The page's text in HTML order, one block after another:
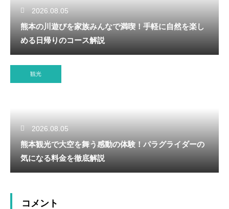
2026.08.05
熊本の川遊びを家族みんなで満喫！手軽に自然を楽し
める日帰りのコース解説
観光
2026.08.05
熊本観光で大空を舞う感動の体験！パラグライダーの
気になる料金を徹底解説
コメント